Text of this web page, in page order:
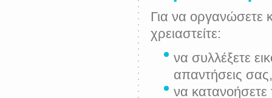
Για να οργανώσετε
χρειαστείτε:
να συλλέξετε
απαντήσεις σας,
να κατανοήσετε